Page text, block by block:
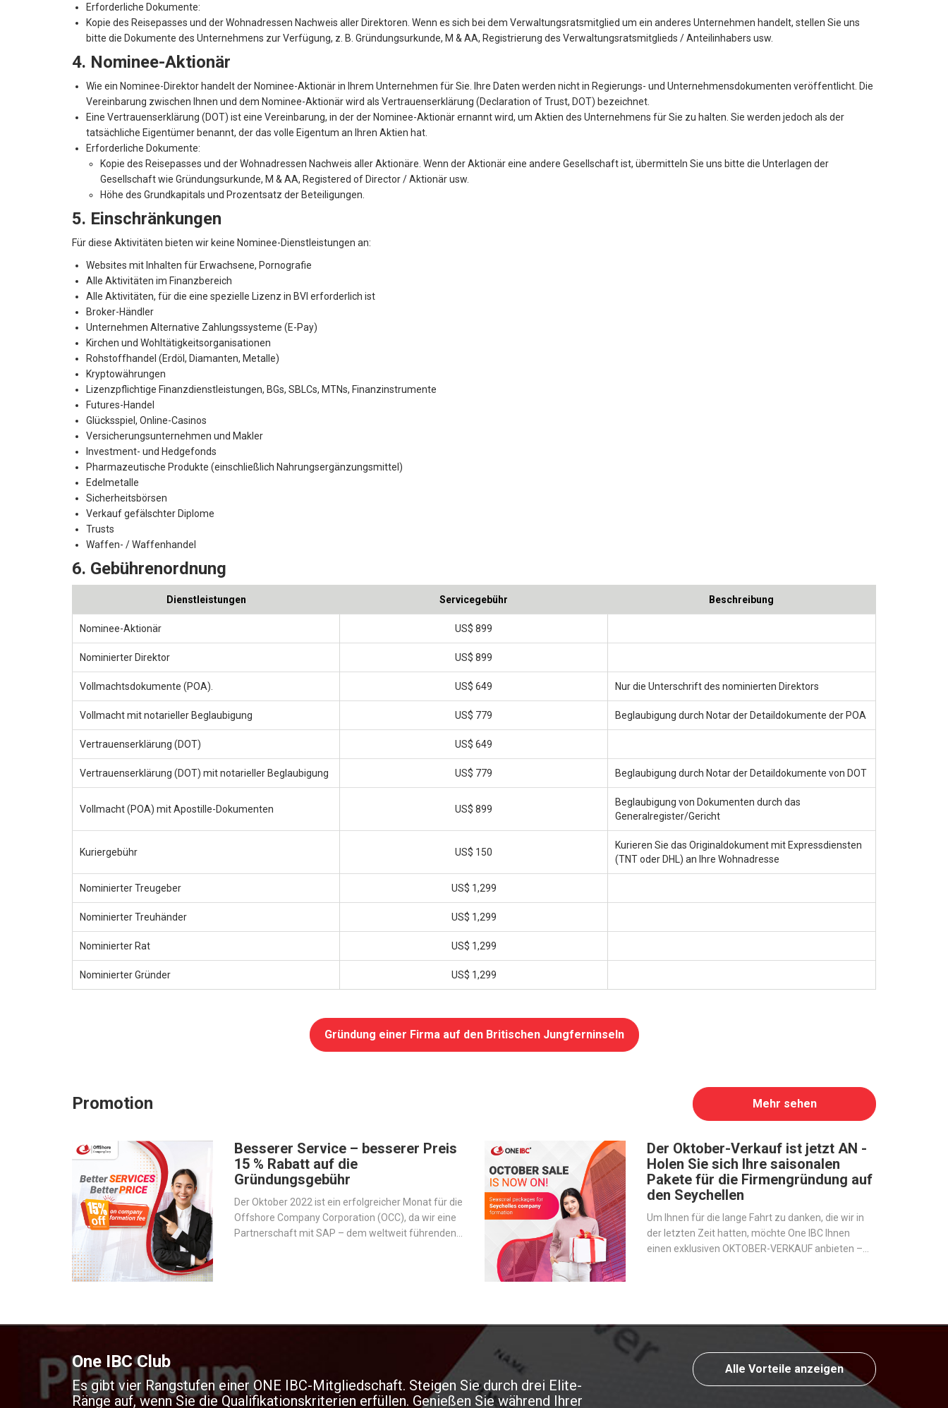
Erforderliche Dokumente:
Kopie des Reisepasses und der Wohnadressen Nachweis aller Direktoren. Wenn es sich bei dem Verwaltungsratsmitglied um ein anderes Unternehmen handelt, stellen Sie uns
bitte die Dokumente des Unternehmens zur Verfügung, z. B. Gründungsurkunde, M & AA, Registrierung des Verwaltungsratsmitglieds / Anteilinhabers usw.
4. Nominee-Aktionär
Wie ein Nominee-Direktor handelt der Nominee-Aktionär in Ihrem Unternehmen für Sie. Ihre Daten werden nicht in Regierungs- und Unternehmensdokumenten veröffentlicht. Die
Vereinbarung zwischen Ihnen und dem Nominee-Aktionär wird als Vertrauenserklärung (Declaration of Trust, DOT) bezeichnet.
Eine Vertrauenserklärung (DOT) ist eine Vereinbarung, in der der Nominee-Aktionär ernannt wird, um Aktien des Unternehmens für Sie zu halten. Sie werden jedoch als der
tatsächliche Eigentümer benannt, der das volle Eigentum an Ihren Aktien hat.
Erforderliche Dokumente:
Kopie des Reisepasses und der Wohnadressen Nachweis aller Aktionäre. Wenn der Aktionär eine andere Gesellschaft ist, übermitteln Sie uns bitte die Unterlagen der
Gesellschaft wie Gründungsurkunde, M & AA, Registered of Director / Aktionär usw.
Höhe des Grundkapitals und Prozentsatz der Beteiligungen.
5. Einschränkungen
Für diese Aktivitäten bieten wir keine Nominee-Dienstleistungen an:
Websites mit Inhalten für Erwachsene, Pornografie
Alle Aktivitäten im Finanzbereich
Alle Aktivitäten, für die eine spezielle Lizenz in BVI erforderlich ist
Broker-Händler
Unternehmen Alternative Zahlungssysteme (E-Pay)
Kirchen und Wohltätigkeitsorganisationen
Rohstoffhandel (Erdöl, Diamanten, Metalle)
Kryptowährungen
Lizenzpflichtige Finanzdienstleistungen, BGs, SBLCs, MTNs, Finanzinstrumente
Futures-Handel
Glücksspiel, Online-Casinos
Versicherungsunternehmen und Makler
Investment- und Hedgefonds
Pharmazeutische Produkte (einschließlich Nahrungsergänzungsmittel)
Edelmetalle
Sicherheitsbörsen
Verkauf gefälschter Diplome
Trusts
Waffen- / Waffenhandel
6. Gebührenordnung
Dienstleistungen Servicegebühr Beschreibung
Nominee-Aktionär US$ 899
Nominierter Direktor US$ 899
Vollmachtsdokumente (POA). US$ 649 Nur die Unterschrift des nominierten Direktors
Vollmacht mit notarieller Beglaubigung US$ 779 Beglaubigung durch Notar der Detaildokumente der POA
Vertrauenserklärung (DOT) US$ 649
Vertrauenserklärung (DOT) mit notarieller Beglaubigung US$ 779 Beglaubigung durch Notar der Detaildokumente von DOT
Vollmacht (POA) mit Apostille-Dokumenten US$ 899
Beglaubigung von Dokumenten durch das
Generalregister/Gericht
Kuriergebühr US$ 150
Kurieren Sie das Originaldokument mit Expressdiensten
(TNT oder DHL) an Ihre Wohnadresse
Nominierter Treugeber US$ 1,299
Nominierter Treuhänder US$ 1,299
Nominierter Rat US$ 1,299
Nominierter Gründer US$ 1,299
Gründung einer Firma auf den Britischen Jungferninseln
Promotion
Besserer Service – besserer Preis
15 % Rabatt auf die
Gründungsgebühr
Der Oktober 2022 ist ein erfolgreicher Monat für die
Offshore Company Corporation (OCC), da wir eine
Partnerschaft mit SAP – dem weltweit führenden
Der Oktober-Verkauf ist jetzt AN -
Holen Sie sich Ihre saisonalen
Pakete für die Firmengründung auf
den Seychellen
Um Ihnen für die lange Fahrt zu danken, die wir in
der letzten Zeit hatten, möchte One IBC Ihnen
einen exklusiven OKTOBER-VERKAUF anbieten –
Mehr sehen
One IBC Club
Es gibt vier Rangstufen einer ONE IBC-Mitgliedschaft. Steigen Sie durch drei Elite-
Ränge auf, wenn Sie die Qualifikationskriterien erfüllen. Genießen Sie während Ihrer
Alle Vorteile anzeigen